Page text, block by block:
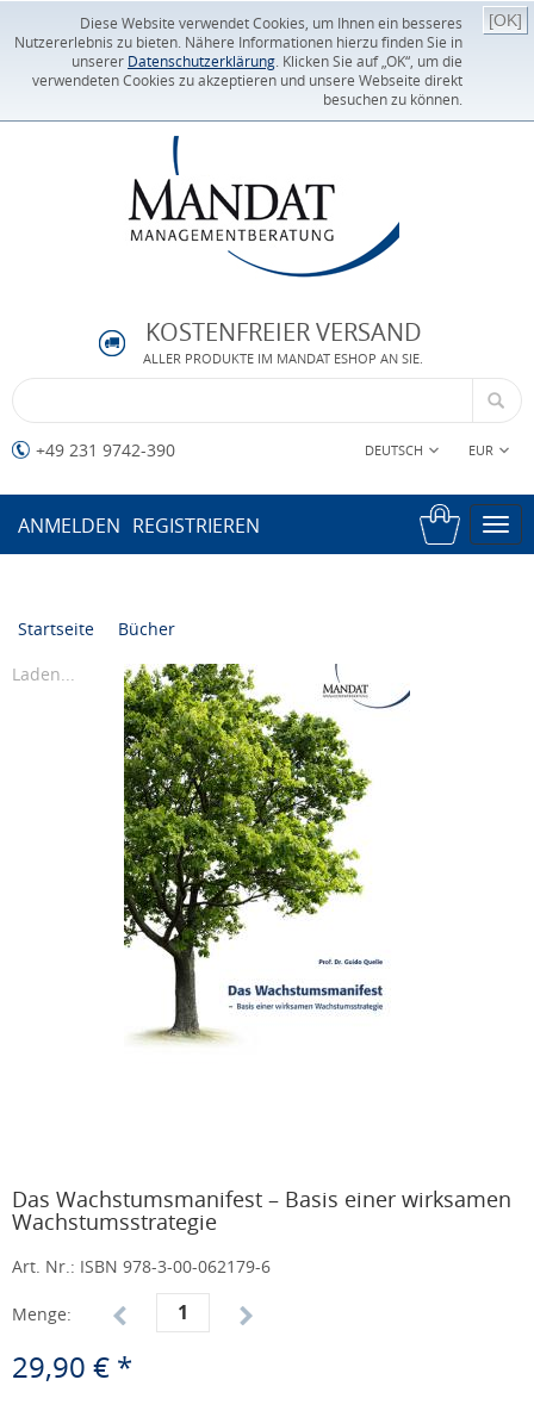
Diese Website verwendet Cookies, um Ihnen ein besseres
Nutzererlebnis zu bieten. Nähere Informationen hierzu finden Sie in
unserer Datenschutzerklärung . Klicken Sie auf „OK“, um die
verwendeten Cookies zu akzeptieren und unsere Webseite direkt
besuchen zu können.
[OK]
KOSTENFREIER VERSAND
ALLER PRODUKTE IM MANDAT ESHOP AN SIE.
+49 231 9742-390 DEUTSCH EUR
ANMELDEN REGISTRIEREN
Startseite
Bücher
Laden...
Das Wachstumsmanifest – Basis einer wirksamen
Wachstumsstrategie
Art. Nr.: ISBN 978-3-00-062179-6
Menge:
29,90 € *